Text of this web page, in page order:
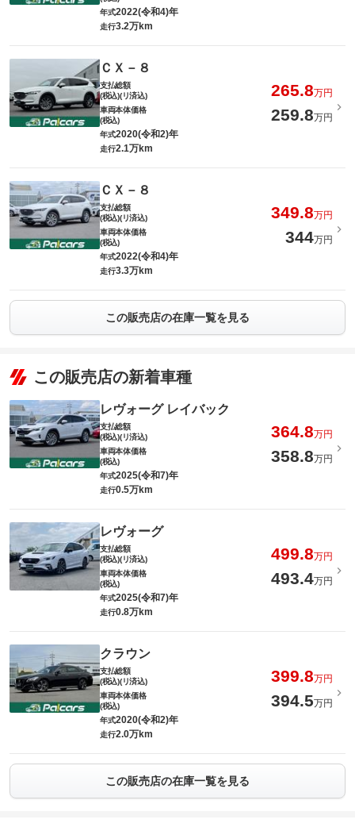
年式2022(令和4)年
走行3.2万km
ＣＸ－８
支払総額
(税込)(リ済込)
265.8万円
車両本体価格
(税込)
259.8万円
年式2020(令和2)年
走行2.1万km
ＣＸ－８
支払総額
(税込)(リ済込)
349.8万円
車両本体価格
(税込)
344万円
年式2022(令和4)年
走行3.3万km
この販売店の在庫一覧を見る
この販売店の新着車種
レヴォーグ レイバック
支払総額
(税込)(リ済込)
364.8万円
車両本体価格
(税込)
358.8万円
年式2025(令和7)年
走行0.5万km
レヴォーグ
支払総額
(税込)(リ済込)
499.8万円
車両本体価格
(税込)
493.4万円
年式2025(令和7)年
走行0.8万km
クラウン
支払総額
(税込)(リ済込)
399.8万円
車両本体価格
(税込)
394.5万円
年式2020(令和2)年
走行2.0万km
この販売店の在庫一覧を見る